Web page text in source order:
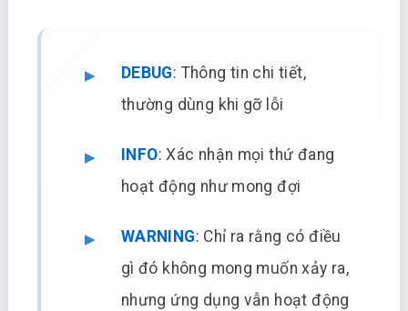
DEBUG: Thông tin chi tiết,
thường dùng khi gỡ lỗi
INFO: Xác nhận mọi thứ đang
hoạt động như mong đợi
WARNING: Chỉ ra rằng có điều
gì đó không mong muốn xảy ra,
nhưng ứng dụng vẫn hoạt động